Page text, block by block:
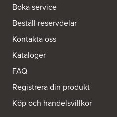
Boka service
Beställ reservdelar
Kontakta oss
Kataloger
FAQ
Registrera din produkt
Köp och handelsvillkor